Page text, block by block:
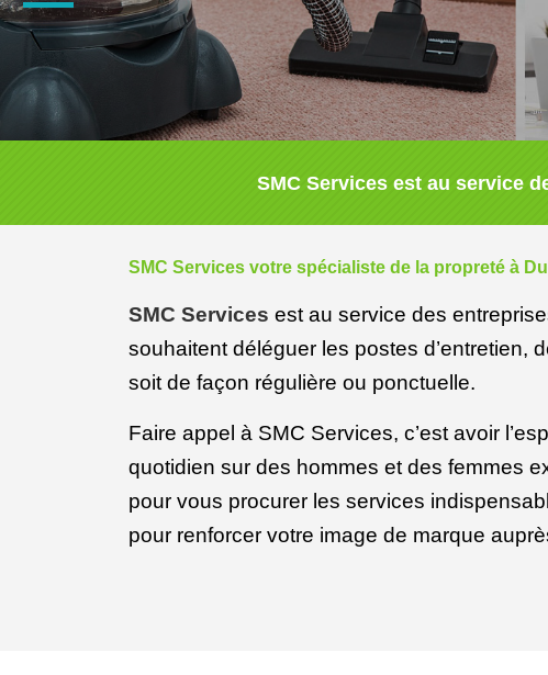
SMC Services est au service
SMC Services votre spécialiste de la propreté à
SMC Services est au service des
souhaitent déléguer les postes d’entretien,
soit de façon régulière ou ponctuelle.
Faire appel à SMC Services, c’est avoir
quotidien sur des hommes et des femmes
pour vous procurer les services
pour renforcer votre image de marque